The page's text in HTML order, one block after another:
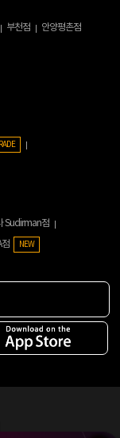
부천점 안양평촌점
Sudirman점
점 NEW